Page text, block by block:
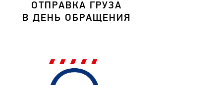
ОТПРАВКА ГРУЗА
В ДЕНЬ ОБРАЩЕНИЯ